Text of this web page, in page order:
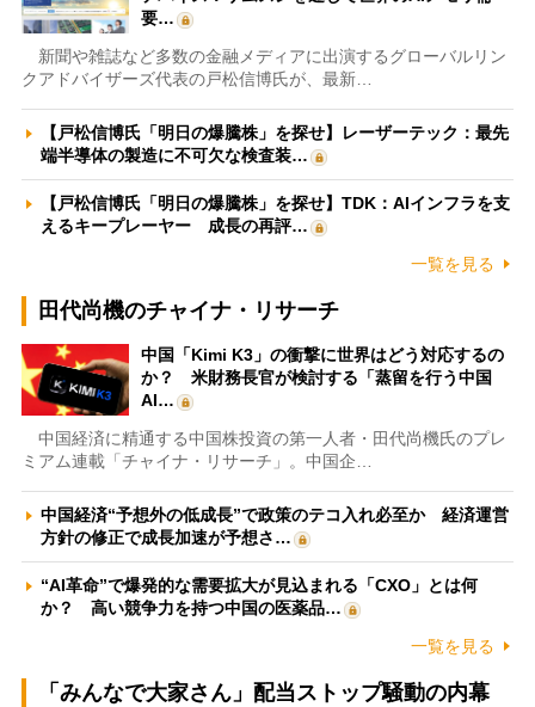
要…
新聞や雑誌など多数の金融メディアに出演するグローバルリン
クアドバイザーズ代表の戸松信博氏が、最新…
【戸松信博氏「明日の爆騰株」を探せ】レーザーテック：最先
端半導体の製造に不可欠な検査装…
【戸松信博氏「明日の爆騰株」を探せ】TDK：AIインフラを支
えるキープレーヤー 成長の再評…
一覧を見る
田代尚機のチャイナ・リサーチ
中国「Kimi K3」の衝撃に世界はどう対応するの
か？ 米財務長官が検討する「蒸留を行う中国
AI…
中国経済に精通する中国株投資の第一人者・田代尚機氏のプレ
ミアム連載「チャイナ・リサーチ」。中国企…
中国経済“予想外の低成長”で政策のテコ入れ必至か 経済運営
方針の修正で成長加速が予想さ…
“AI革命”で爆発的な需要拡大が見込まれる「CXO」とは何
か？ 高い競争力を持つ中国の医薬品…
一覧を見る
「みんなで大家さん」配当ストップ騒動の内幕